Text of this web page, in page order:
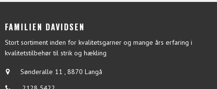
FAMILIEN DAVIDSEN
Stort sortiment inden for kvalitetsgarner og mange års erfaring i
kvalitetstilbehør til strik og hækling
Sønderalle 11 , 8870 Langå